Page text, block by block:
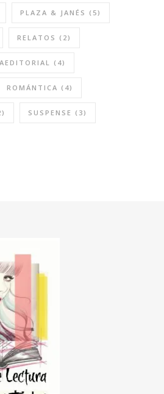
PLAZA & JANÉS (5)
RELATOS (2)
(4)
ROMÁNTICA (4)
SUSPENSE (3)